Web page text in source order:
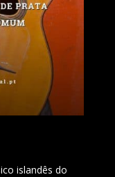
islandês do